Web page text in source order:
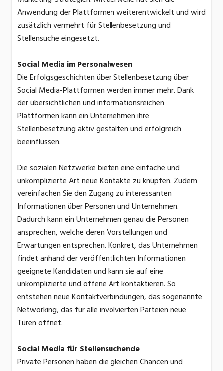
Anwendung der Plattformen weiterentwickelt und wird
zusätzlich vermehrt für Stellenbesetzung und
Stellensuche eingesetzt.
Social Media im Personalwesen
Die Erfolgsgeschichten über Stellenbesetzung über
Social Media-Plattformen werden immer mehr. Dank
der übersichtlichen und informationsreichen
Plattformen kann ein Unternehmen ihre
Stellenbesetzung aktiv gestalten und erfolgreich
beeinflussen.
Die sozialen Netzwerke bieten eine einfache und
unkomplizierte Art neue Kontakte zu knüpfen. Zudem
vereinfachen Sie den Zugang zu interessanten
Informationen über Personen und Unternehmen.
Dadurch kann ein Unternehmen genau die Personen
ansprechen, welche deren Vorstellungen und
Erwartungen entsprechen. Konkret, das Unternehmen
findet anhand der veröffentlichten Informationen
geeignete Kandidaten und kann sie auf eine
unkomplizierte und offene Art kontaktieren. So
entstehen neue Kontaktverbindungen, das sogenannte
Networking, das für alle involvierten Parteien neue
Türen öffnet.
Social Media für Stellensuchende
Private Personen haben die gleichen Chancen und